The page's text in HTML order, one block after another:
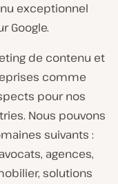
exceptionnel
Google.
de contenu et
comme
pour nos
Nous pouvons
suivants :
agences,
solutions